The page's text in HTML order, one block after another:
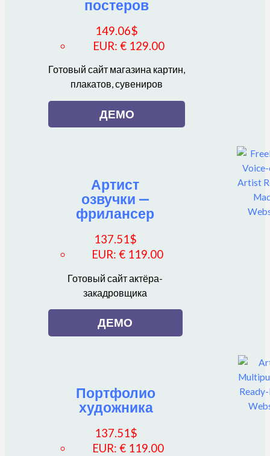
постеров
149.06$
EUR:€ 129.00
Готовый сайт магазина картин,
плакатов, сувениров
ДЕМО
Артист
озвучки —
фрилансер
137.51$
EUR: € 119.00
Готовый сайт актёра-
закадровщика
ДЕМО
Портфолио
художника
137.51$
EUR: € 119.00